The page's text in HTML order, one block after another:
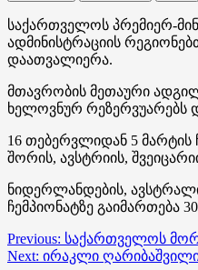
საქართველოს პრემიერ-
ადმინისტრაციის
დაათვალიერა.
მთავრობის მეთაური
ხელოვნურ რეზერვუარებს
16 თებერვლიდან 5
შორის, ავსტრიის,
ნიდერლანდების,
ჩემპიონატზე გაიმართება
Post
Previous: საქართველოს
Next: ირაკლი